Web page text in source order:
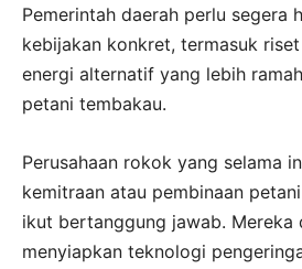
Pemerintah daerah perlu segera
kebijakan konkret, termasuk
energi alternatif yang lebih
petani tembakau.
Perusahaan rokok yang selama
kemitraan atau pembinaan
ikut bertanggung jawab. Mereka
menyiapkan teknologi